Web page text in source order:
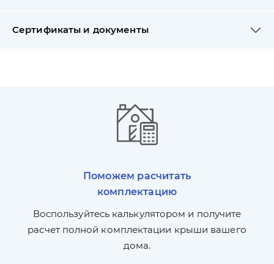
Сертификаты и документы
Поможем расчитать
комплектацию
Воспользуйтесь калькулятором и получите
расчет полной комплектации крыши вашего
дома.